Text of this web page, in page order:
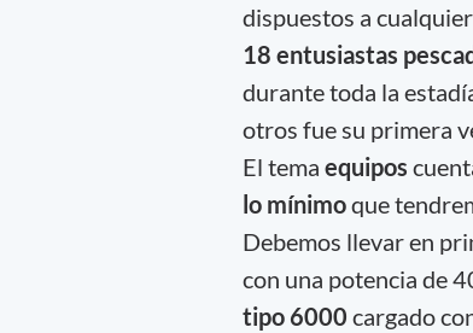
dispuestos a
18 entusiastas
durante toda la
otros fue su primera
El tema equipos
lo mínimoque
Debemos llevar en
con una potencia de
tipo 6000 cargado